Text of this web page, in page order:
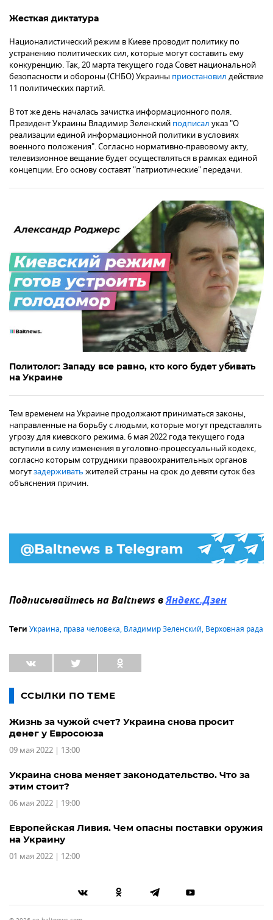
Жесткая диктатура
Националистический режим в Киеве проводит политику по
устранению политических сил, которые могут составить ему
конкуренцию. Так, 20 марта текущего года Совет национальной
безопасности и обороны (СНБО) Украины приостановил действие
11 политических партий.
В тот же день началась зачистка информационного поля.
Президент Украины Владимир Зеленский подписал указ "О
реализации единой информационной политики в условиях
военного положения". Согласно нормативно-правовому акту,
телевизионное вещание будет осуществляться в рамках единой
концепции. Его основу составят "патриотические" передачи.
Политолог: Западу все равно, кто кого будет убивать
на Украине
Тем временем на Украине продолжают приниматься законы,
направленные на борьбу с людьми, которые могут представлять
угрозу для киевского режима. 6 мая 2022 года текущего года
вступили в силу изменения в уголовно-процессуальный кодекс,
согласно которым сотрудники правоохранительных органов
могутзадерживать жителей страны на срок до девяти суток без
объяснения причин.
Подписывайтесь на Baltnews вЯндекс.Дзен
Теги Украина, права человека, Владимир Зеленский, Верховная рада
ССЫЛКИ ПО ТЕМЕ
Жизнь за чужой счет? Украина снова просит
денег у Евросоюза
09 мая 2022 | 13:00
Украина снова меняет законодательство. Что за
этим стоит?
06 мая 2022 | 19:00
Европейская Ливия. Чем опасны поставки оружия
на Украину
01 мая 2022 | 12:00